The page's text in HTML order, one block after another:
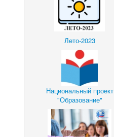
Лето-2023
Национальный проект
"Образование"